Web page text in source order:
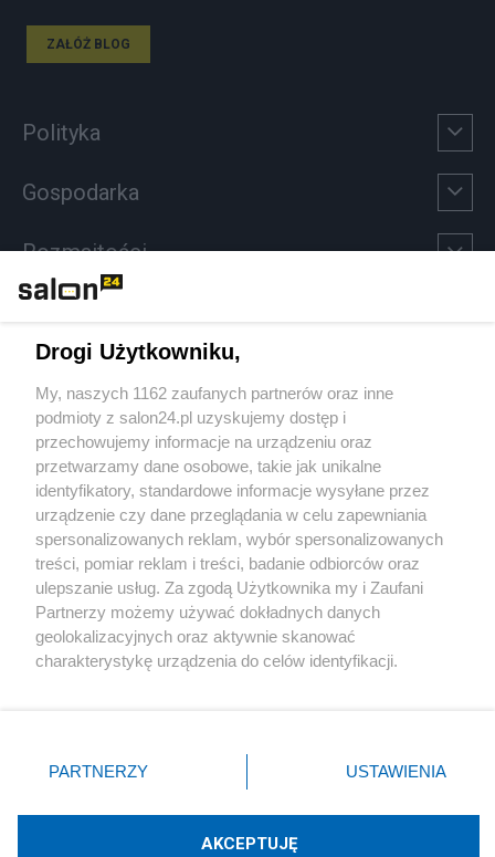
ZAŁÓŻ BLOG
Polityka
Gospodarka
Rozmaitości
Sport
Społeczeństwo
Kultura
X Facebook Instagram Youtube
Drogi Użytkowniku,
My, naszych 1162 zaufanych partnerów oraz inne
podmioty z salon24.pl uzyskujemy dostęp i
przechowujemy informacje na urządzeniu oraz
przetwarzamy dane osobowe, takie jak unikalne
identyfikatory, standardowe informacje wysyłane przez
urządzenie czy dane przeglądania w celu zapewniania
spersonalizowanych reklam, wybór spersonalizowanych
treści, pomiar reklam i treści, badanie odbiorców oraz
ulepszanie usług. Za zgodą Użytkownika my i Zaufani
Partnerzy możemy używać dokładnych danych
geolokalizacyjnych oraz aktywnie skanować
charakterystykę urządzenia do celów identyfikacji.
zmienić/wycofać klikając przycisk ustawień prywatności
znajdujący się w lewym dolnym rogu strony
rodzaje przetwarzania danych nie wymagają zgody
użytkownika, ale masz prawo sprzeciwić się takiemu
PARTNERZY USTAWIENIA
AKCEPTUJĘ